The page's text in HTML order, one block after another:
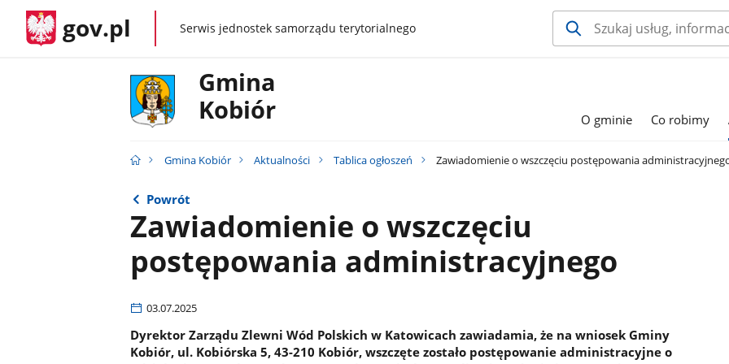
gov.pl gov.plSerwis jednostek samorządu terytorialnego
Gmina
Kobiór
O gminie Co robimy
Gmina Kobiór Aktualności Tablica ogłoszeń Zawiadomienie o wszczęciu postępowania
Powrót
Zawiadomienie o wszczęciu
postępowania administracyjnego
03.07.2025
Dyrektor Zarządu Zlewni Wód Polskich w Katowicach zawiadamia, że na wniosek Gminy
Kobiór, ul. Kobiórska 5, 43-210 Kobiór, wszczęte zostało postępowanie administracyjne o